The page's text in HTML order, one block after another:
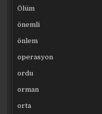
Ölüm
önemli
önlem
operasyon
ordu
orman
orta